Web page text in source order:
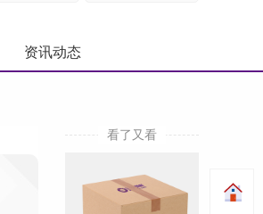
资讯动态
看了又看